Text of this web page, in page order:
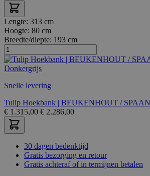
Lengte: 313 cm
Hoogte: 80 cm
Breedte/diepte: 193 cm
Snelle levering
Tulip Hoekbank | BEUKENHOUT /
€ 1.315,00 € 2.286,00
30 dagen bedenktijd
Gratis bezorging en retour
Gratis achteraf of in termijnen betalen